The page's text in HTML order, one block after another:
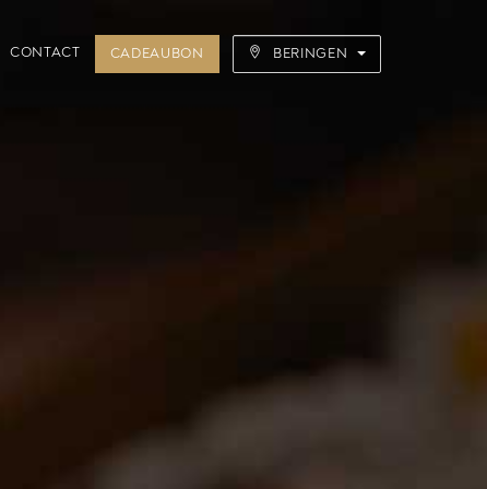
CONTACT CADEAUBON BERINGEN